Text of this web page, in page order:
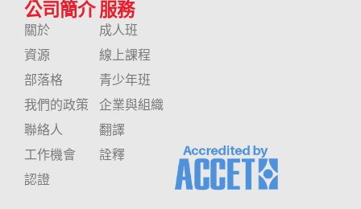
公司簡介
關於
資源
部落格
我們的政策
聯絡人
工作機會
認證
服務
成人班
線上課程
青少年班
企業與組織
翻譯
詮釋